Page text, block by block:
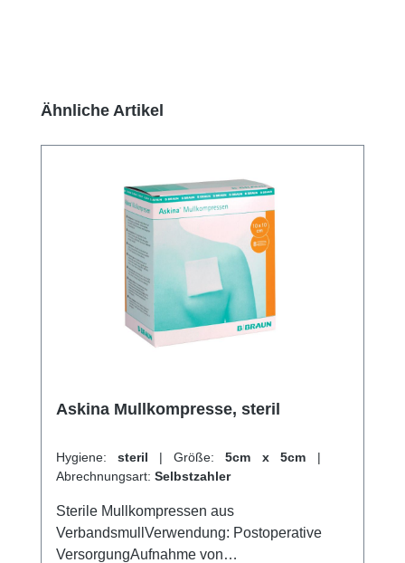
Produktgalerie überspringen
Ähnliche Artikel
Askina Mullkompresse, steril
Hygiene: steril | Größe: 5cm x 5cm |
Abrechnungsart: Selbstzahler
Sterile Mullkompressen aus
VerbandsmullVerwendung: Postoperative
VersorgungAufnahme von